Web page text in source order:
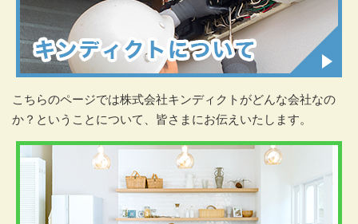
こちらのページでは株式会社キンディクトがどんな会社なの
か？ということについて、皆さまにお伝えいたします。